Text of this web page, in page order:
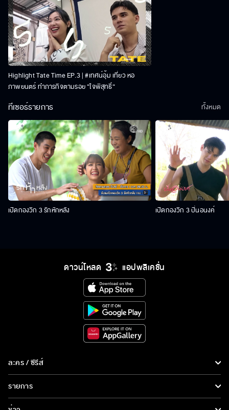
Highlight Tate Time EP.3 | #เทศน์อุ้ม เที่ยว หอ
ภาพยนตร์ ทำภารกิจตามรอย “ใจพิสุทธิ์“
ทีเซอร์รายการ
เปิดกองวิก 3 รักหักหลัง เปิดกองวิก 3 ปิ่นอนงค์
ทั้งหมด
ดาวน์โหลด แอปพลิเคชั่น
ละคร / ซีรีส์
ละคร/ซีรีส์
ซีรีส์นานาชาติ
รายการ
รายการทั้งหมด